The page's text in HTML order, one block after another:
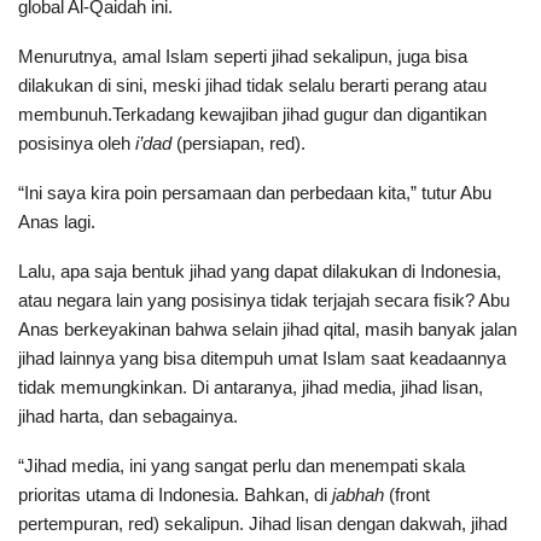
global Al-Qaidah ini.
Menurutnya, amal Islam seperti jihad sekalipun, juga bisa
dilakukan di sini, meski jihad tidak selalu berarti perang atau
membunuh.Terkadang kewajiban jihad gugur dan digantikan
posisinya oleh i’dad(persiapan, red).
“Ini saya kira poin persamaan dan perbedaan kita,” tutur Abu
Anas lagi.
Lalu, apa saja bentuk jihad yang dapat dilakukan di Indonesia,
atau negara lain yang posisinya tidak terjajah secara fisik? Abu
Anas berkeyakinan bahwa selain jihad qital, masih banyak jalan
jihad lainnya yang bisa ditempuh umat Islam saat keadaannya
tidak memungkinkan. Di antaranya, jihad media, jihad lisan,
jihad harta, dan sebagainya.
“Jihad media, ini yang sangat perlu dan menempati skala
prioritas utama di Indonesia. Bahkan, di jabhah (front
pertempuran, red) sekalipun. Jihad lisan dengan dakwah, jihad